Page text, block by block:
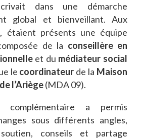
dans une démarche
global et bienveillant. Aux
étaient présents une équipe
de la conseillère en
et du médiateur social
le coordinateur de la Maison
l’Ariège(MDA 09).
complémentaire a permis
sous différents angles,
conseils et partage